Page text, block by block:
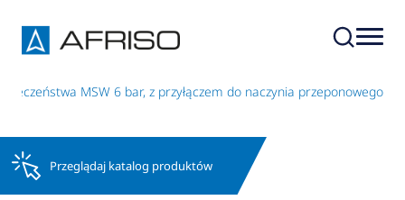
MSW 6 bar, z przyłączem do naczynia przeponowego
Przeglądaj katalog produktów